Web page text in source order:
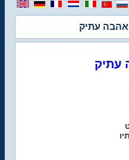
אהבה עתיק
עתיק